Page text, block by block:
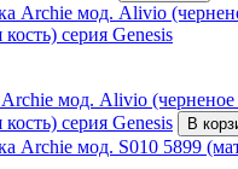
мод. Alivio (черненое
серия Genesis
В